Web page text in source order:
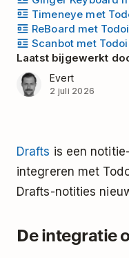
Timeneye met
ReBoard met
Scanbot met
Laatst bijgewerkt
Evert
2 juli 2026
Drafts is een
integreren met
Drafts-notities
De integratie